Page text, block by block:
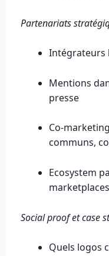
Partenariats
Intégrateurs
Mentions
presse
Co-
communs,
Ecosystem
Social proof et case
Quels logos